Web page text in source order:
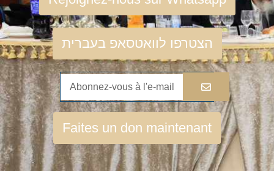
הצטרפו לוואטסאפ בעברית
Faites un don maintenant